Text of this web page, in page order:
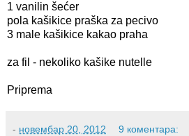
1 vanilin šećer
pola kašikice praška za pecivo
3 male kašikice kakao praha
za fil - nekoliko kašike nutelle
Priprema
- новембар 20, 2012 9 коментара: